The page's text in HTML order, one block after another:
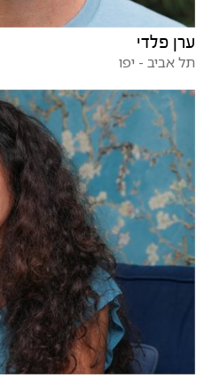
ערן פלדי
תל אביב - יפו